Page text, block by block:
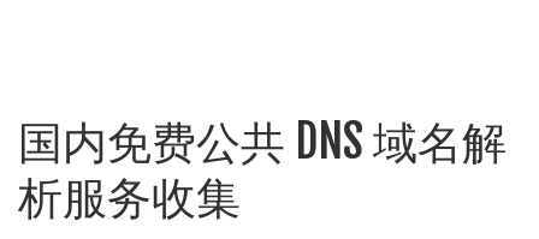
国内免费公共 DNS 域名解
析服务收集